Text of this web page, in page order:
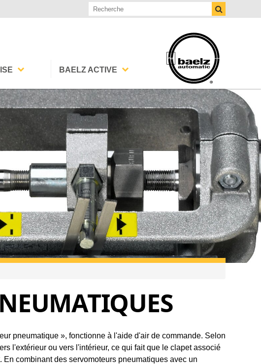
Baelz
marques
BAELZ ACTIVE
Événements
Publications Baelz
Téléchargements
Baelz Calculator
Actualité Baelz
Lettres d'information
Service de Baelz
Demande
pneumatique », fonctionne à l'aide d'air de commande. Selon
l'extérieur ou vers l'intérieur, ce qui fait que le clapet associé
combinant des servomoteurs pneumatiques avec un